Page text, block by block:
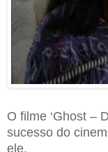
O filme ‘Ghost –
sucesso do
ele.